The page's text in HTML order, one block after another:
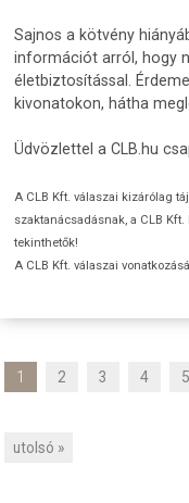
Sajnos a kötvény
információt arról, hogy
életbiztosítással.
kivonatokon, hátha
Üdvözlettel a CLB.hu
A CLB Kft. válaszai kizárólag
szaktanácsadásnak, a CLB
tekinthetők!
A CLB Kft. válaszai
O1 2 3 4 5
utolsó »